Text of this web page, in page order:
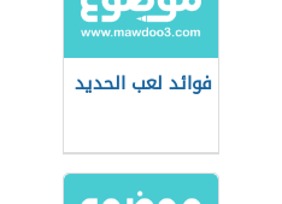
فوائد لعب الحديد